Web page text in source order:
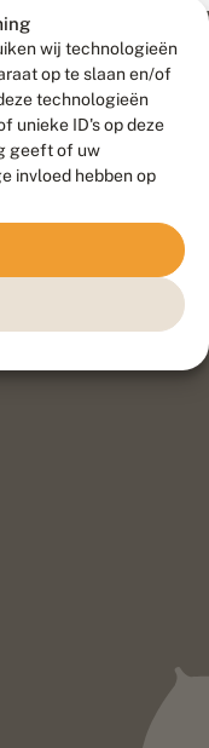
wij technologieën
op te slaan en/of
technologieën
unieke ID's op deze
geeft of uw
invloed hebben op
, ontworpen door